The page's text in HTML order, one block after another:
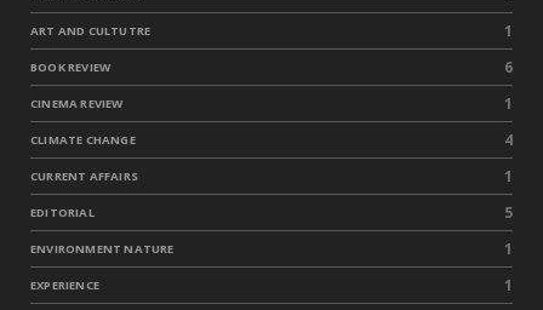
ART AND CULTUTRE 1
BOOK REVIEW 6
CINEMA REVIEW 1
CLIMATE CHANGE 4
CURRENT AFFAIRS 1
EDITORIAL 5
ENVIRONMENT NATURE 1
EXPERIENCE 1